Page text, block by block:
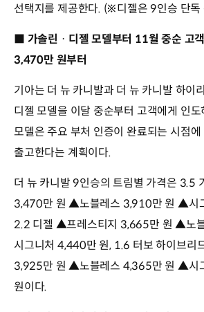
선택지를 제공한다. (※디젤은 9인승 단독
■ 가솔린ᆞ디젤 모델부터 11월 중순 고
3,470만 원부터
기아는 더 뉴 카니발과 더 뉴 카니발 하이
디젤 모델을 이달 중순부터 고객에게 인
모델은 주요 부처 인증이 완료되는 시점
출고한다는 계획이다.
더 뉴 카니발 9인승의 트림별 가격은 3.5
3,470만 원 ▲노블레스 3,910만 원 ▲시
2.2 디젤 ▲프레스티지 3,665만 원 ▲노
시그니처 4,440만 원, 1.6 터보 하이브리
3,925만 원 ▲노블레스 4,365만 원 ▲시
원이다.